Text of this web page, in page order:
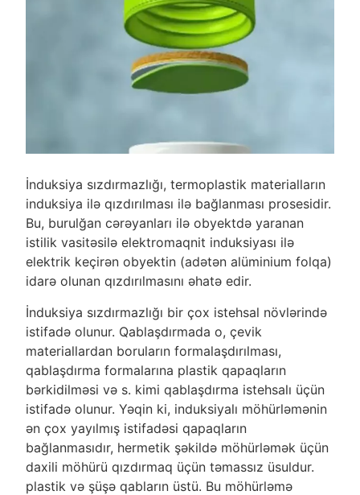
İnduksiya sızdırmazlığı, termoplastik materialların
induksiya ilə qızdırılması ilə bağlanması prosesidir.
Bu, burulğan cərəyanları ilə obyektdə yaranan
istilik vasitəsilə elektromaqnit induksiyası ilə
elektrik keçirən obyektin (adətən alüminium folqa)
idarə olunan qızdırılmasını əhatə edir.
İnduksiya sızdırmazlığı bir çox istehsal növlərində
istifadə olunur. Qablaşdırmada o, çevik
materiallardan boruların formalaşdırılması,
qablaşdırma formalarına plastik qapaqların
bərkidilməsi və s. kimi qablaşdırma istehsalı üçün
istifadə olunur. Yəqin ki, induksiyalı möhürləmənin
ən çox yayılmış istifadəsi qapaqların
bağlanmasıdır, hermetik şəkildə möhürləmək üçün
daxili möhürü qızdırmaq üçün təmassız üsuldur.
plastik və şüşə qabların üstü. Bu möhürləmə